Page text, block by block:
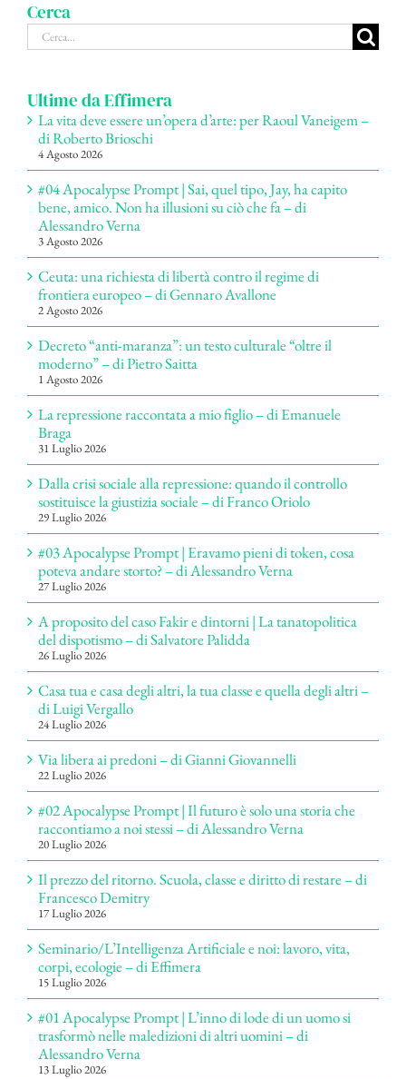
Cerca
Cerca
per:
Ultime da Effimera
La vita deve essere un’opera d’arte: per Raoul Vaneigem –
di Roberto Brioschi
4 Agosto 2026
#04 Apocalypse Prompt | Sai, quel tipo, Jay, ha capito
bene, amico. Non ha illusioni su ciò che fa – di
Alessandro Verna
3 Agosto 2026
Ceuta: una richiesta di libertà contro il regime di
frontiera europeo – di Gennaro Avallone
2 Agosto 2026
Decreto “anti-maranza”: un testo culturale “oltre il
moderno” – di Pietro Saitta
1 Agosto 2026
La repressione raccontata a mio figlio – di Emanuele
Braga
31 Luglio 2026
Dalla crisi sociale alla repressione: quando il controllo
sostituisce la giustizia sociale – di Franco Oriolo
29 Luglio 2026
#03 Apocalypse Prompt | Eravamo pieni di token, cosa
poteva andare storto? – di Alessandro Verna
27 Luglio 2026
A proposito del caso Fakir e dintorni | La tanatopolitica
del dispotismo – di Salvatore Palidda
26 Luglio 2026
Casa tua e casa degli altri, la tua classe e quella degli altri –
di Luigi Vergallo
24 Luglio 2026
Via libera ai predoni – di Gianni Giovannelli
22 Luglio 2026
#02 Apocalypse Prompt | Il futuro è solo una storia che
raccontiamo a noi stessi – di Alessandro Verna
20 Luglio 2026
Il prezzo del ritorno. Scuola, classe e diritto di restare – di
Francesco Demitry
17 Luglio 2026
Seminario/L’Intelligenza Artificiale e noi: lavoro, vita,
corpi, ecologie – di Effimera
15 Luglio 2026
#01 Apocalypse Prompt | L’inno di lode di un uomo si
trasformò nelle maledizioni di altri uomini – di
Alessandro Verna
13 Luglio 2026